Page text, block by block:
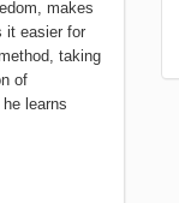
makes
it easier for
taking
of
learns